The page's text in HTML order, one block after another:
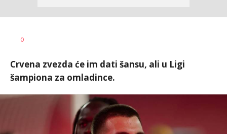
AUTOR
0
Crvena zvezda će im dati šansu, ali u Ligi
šampiona za omladince.